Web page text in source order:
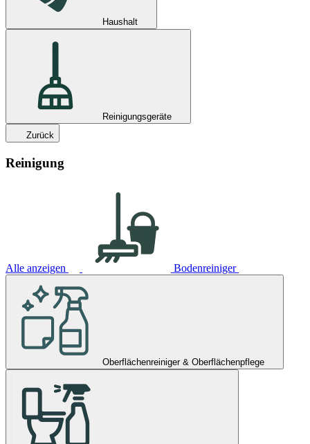
Haushalt
Reinigungsgeräte
Zurück
Reinigung
Alle anzeigen Bodenreiniger
Oberflächenreiniger & Oberflächenpflege